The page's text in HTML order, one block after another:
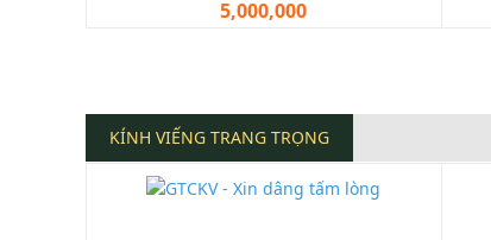
5,000,000
KÍNH VIẾNG TRANG TRỌNG